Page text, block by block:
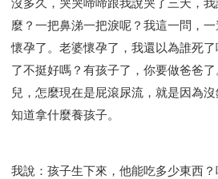
沒多久，哭哭啼啼跟我說哭了三天，
麼？一把鼻涕一把淚呢？我這一問，
懷孕了。老婆懷孕了，我還以為誰死
了不挺好嗎？有孩子了，你要做爸爸
兒，怎麼現在是屁滾尿流，就是因為
知道拿什麼養孩子。
我說：孩子生下來，他能吃多少東西